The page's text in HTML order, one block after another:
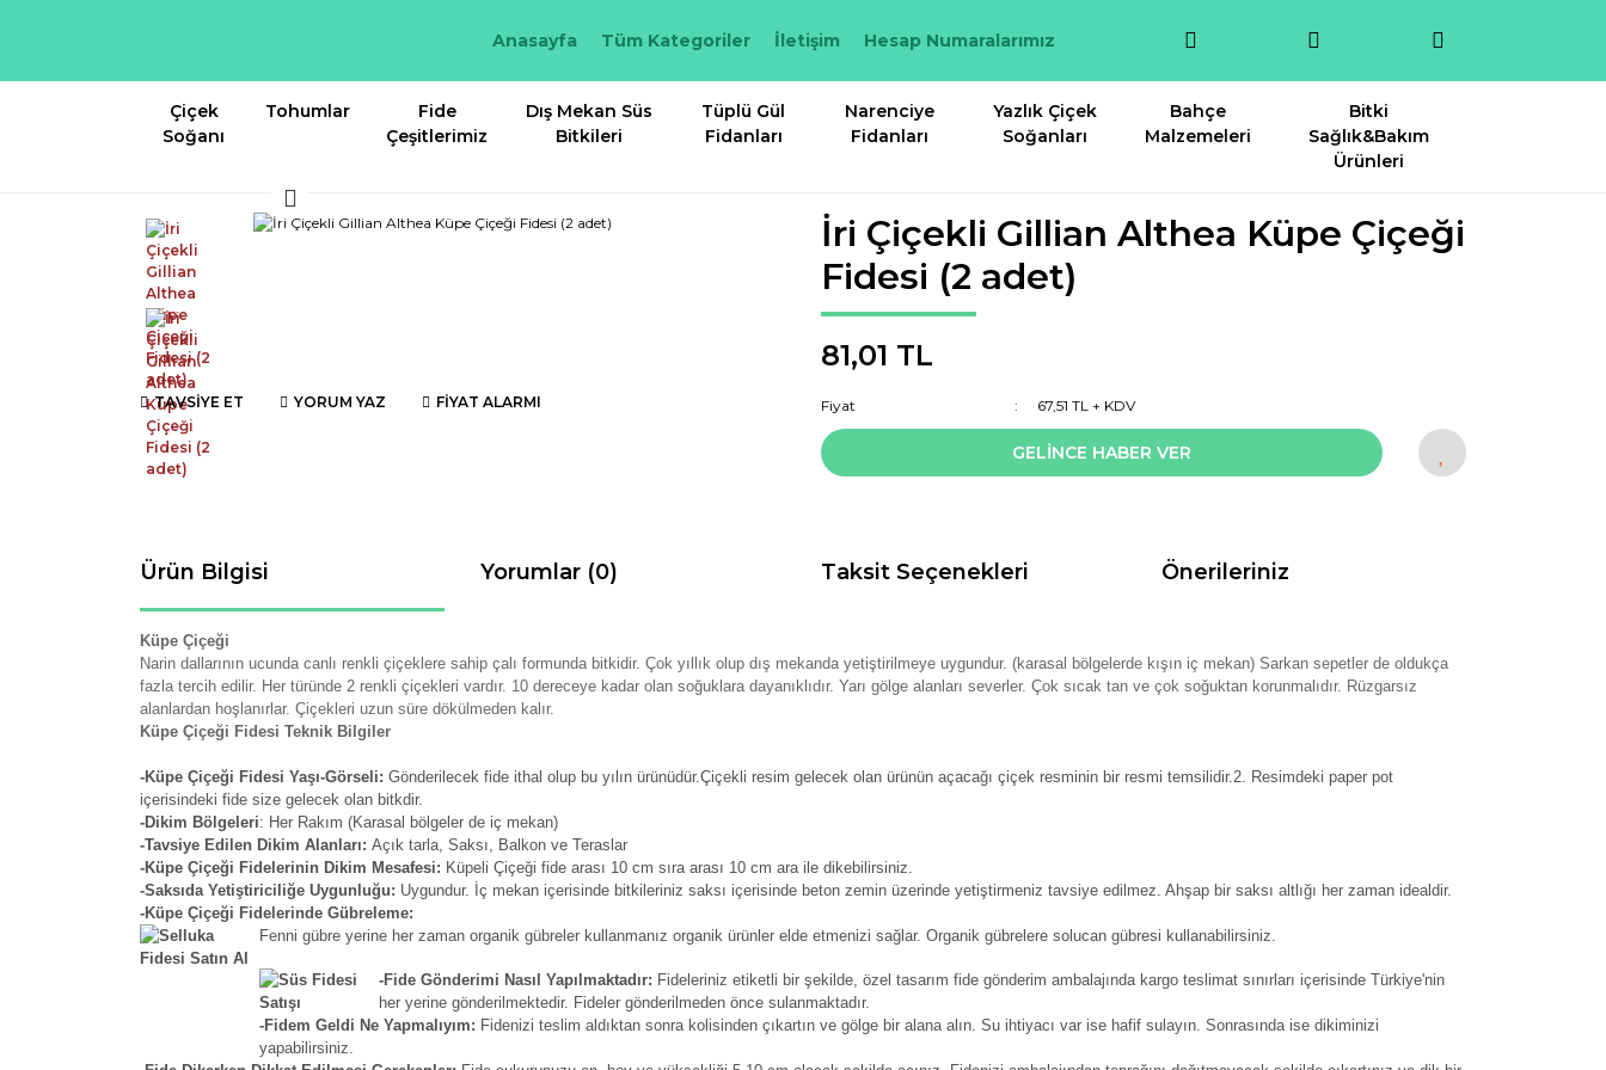
Anasayfa Tüm Kategoriler İletişim Hesap Numaralarımız
Çiçek
Soğanı
Tohumlar
Fide
Çeşitlerimiz
Dış Mekan Süs
Bitkileri
Tüplü Gül
Fidanları
Narenciye
Fidanları
Yazlık Çiçek
Soğanları
Bahçe
Malzemeleri
Bitki
Sağlık&Bakım
Ürünleri
TAVSİYE ET YORUM YAZ FİYAT ALARMI
İri Çiçekli Gillian Althea Küpe Çiçeği
Fidesi (2 adet)
81,01 TL
Fiyat 67,51 TL + KDV
GELİNCE HABER VER
Ürün Bilgisi Yorumlar (0) Taksit Seçenekleri Önerileriniz
Küpe Çiçeği
Narin dallarının ucunda canlı renkli çiçeklere sahip çalı formunda bitkidir. Çok yıllık olup dış mekanda yetiştirilmeye uygundur. (karasal bölgelerde kışın iç mekan) Sarkan sepetler de oldukça
fazla tercih edilir. Her türünde 2 renkli çiçekleri vardır. 10 dereceye kadar olan soğuklara dayanıklıdır. Yarı gölge alanları severler. Çok sıcak tan ve çok soğuktan korunmalıdır. Rüzgarsız
alanlardan hoşlanırlar. Çiçekleri uzun süre dökülmeden kalır.
Küpe Çiçeği Fidesi Teknik Bilgiler
-Küpe Çiçeği Fidesi Yaşı-Görseli: Gönderilecek fide ithal olup bu yılın ürünüdür.Çiçekli resim gelecek olan ürünün açacağı çiçek resminin bir resmi temsilidir.2. Resimdeki paper pot
içerisindeki fide size gelecek olan bitkdir.
-Dikim Bölgeleri: Her Rakım (Karasal bölgeler de iç mekan)
-Tavsiye Edilen Dikim Alanları: Açık tarla, Saksı, Balkon ve Teraslar
-Küpe Çiçeği Fidelerinin Dikim Mesafesi: Küpeli Çiçeği fide arası 10 cm sıra arası 10 cm ara ile dikebilirsiniz.
-Saksıda Yetiştiriciliğe Uygunluğu: Uygundur. İç mekan içerisinde bitkileriniz saksı içerisinde beton zemin üzerinde yetiştirmeniz tavsiye edilmez. Ahşap bir saksı altlığı her zaman idealdir.
-Küpe Çiçeği Fidelerinde Gübreleme:
Fenni gübre yerine her zaman organik gübreler kullanmanız organik ürünler elde etmenizi sağlar. Organik gübrelere solucan gübresi kullanabilirsiniz.
-Fide Gönderimi Nasıl Yapılmaktadır: Fideleriniz etiketli bir şekilde, özel tasarım fide gönderim ambalajında kargo teslimat sınırları içerisinde Türkiye'nin
her yerine gönderilmektedir. Fideler gönderilmeden önce sulanmaktadır.
-Fidem Geldi Ne Yapmalıyım: Fidenizi teslim aldıktan sonra kolisinden çıkartın ve gölge bir alana alın. Su ihtiyacı var ise hafif sulayın. Sonrasında ise dikiminizi
yapabilirsiniz.